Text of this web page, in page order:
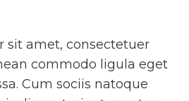
sit amet, consectetuer
commodo ligula eget
Cum sociis natoque